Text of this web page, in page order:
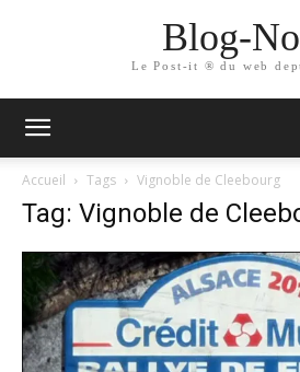
Blog-
Le Post-it ® du web
Accueil Tags Vignoble de Cleebourg
Tag: Vignoble de